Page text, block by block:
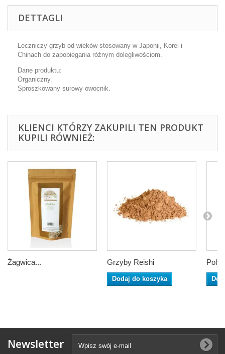
DETTAGLI
Leczniczy grzyb od wieków stosowany w Japonii, Korei i
Chinach do zapobiegania różnym dolegliwościom.
Dane produktu:
Organiczny.
Sproszkowany surowy owocnik.
KLIENCI KTÓRZY ZAKUPILI TEN PRODUKT
KUPILI RÓWNIEŻ:
Żagwica... Grzyby Reishi
Dodaj do koszyka
Newsletter